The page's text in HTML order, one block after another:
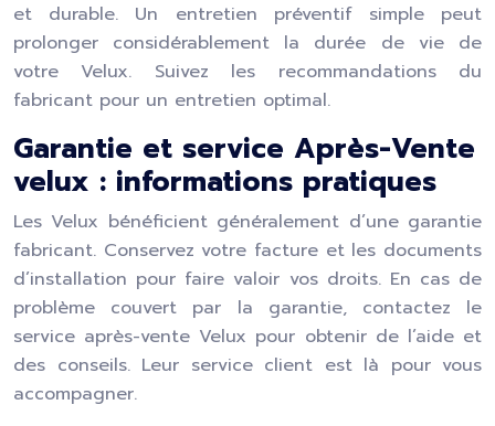
et durable. Un entretien préventif simple peut
prolonger considérablement la durée de vie de
votre Velux. Suivez les recommandations du
fabricant pour un entretien optimal.
Garantie et service Après-Vente
velux : informations pratiques
Les Velux bénéficient généralement d’une garantie
fabricant. Conservez votre facture et les documents
d’installation pour faire valoir vos droits. En cas de
problème couvert par la garantie, contactez le
service après-vente Velux pour obtenir de l’aide et
des conseils. Leur service client est là pour vous
accompagner.